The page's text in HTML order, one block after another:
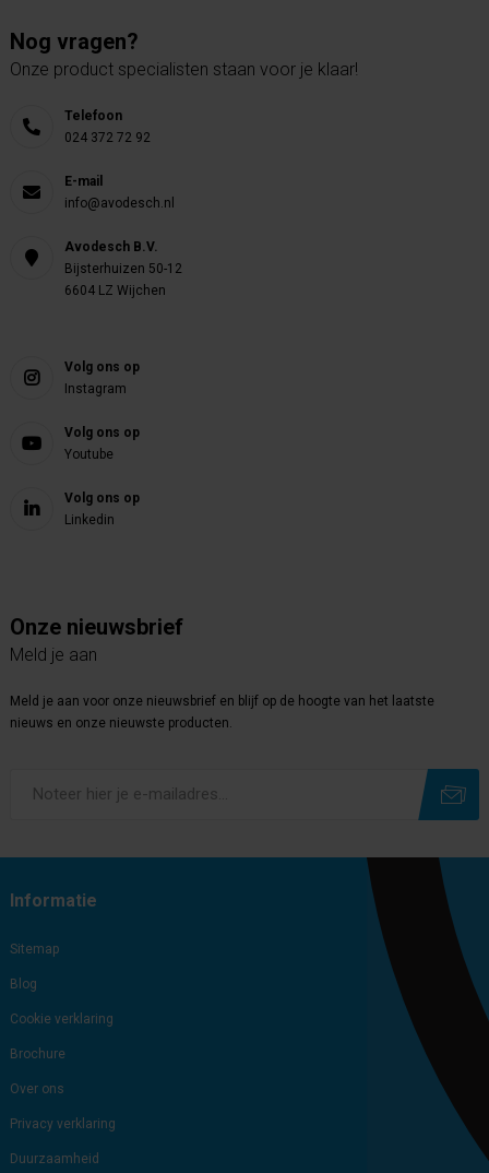
Nog vragen?
Onze product specialisten staan voor je klaar!
Telefoon
024 372 72 92
E-mail
info@avodesch.nl
Avodesch B.V.
Bijsterhuizen 50-12
6604 LZ Wijchen
Volg ons op
Instagram
Volg ons op
Youtube
Volg ons op
Linkedin
Onze nieuwsbrief
Meld je aan
Meld je aan voor onze nieuwsbrief en blijf op de hoogte van het laatste
nieuws en onze nieuwste producten.
Informatie
Sitemap
Blog
Cookie verklaring
Brochure
Over ons
Privacy verklaring
Duurzaamheid